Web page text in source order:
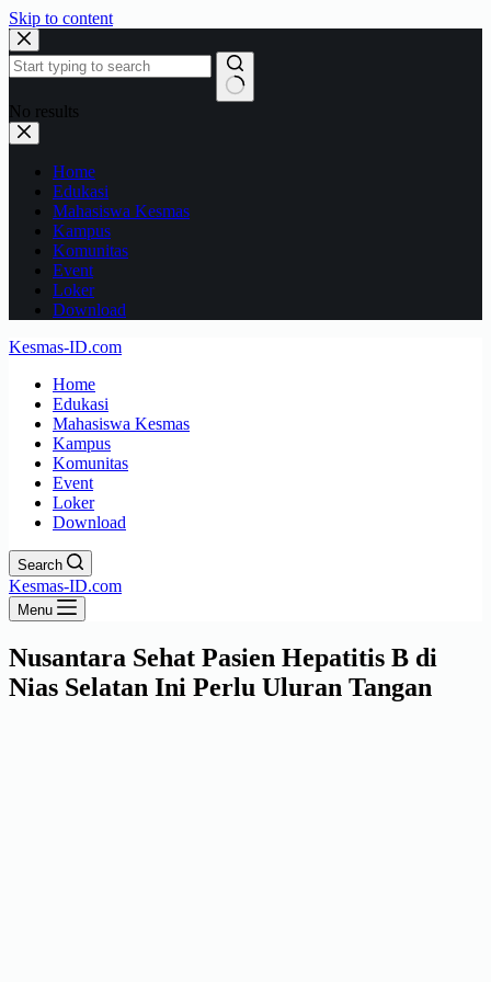
Skip to content
No results
Home
Edukasi
Mahasiswa Kesmas
Kampus
Komunitas
Event
Loker
Download
Kesmas-ID.com
Home
Edukasi
Mahasiswa Kesmas
Kampus
Komunitas
Event
Loker
Download
Search
Kesmas-ID.com
Menu
Nusantara Sehat Pasien Hepatitis B di
Nias Selatan Ini Perlu Uluran Tangan